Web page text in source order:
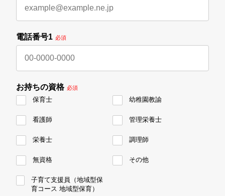
電話番号1 必須
お持ちの資格 必須
保育士 幼稚園教諭
看護師 管理栄養士
栄養士 調理師
無資格 その他
子育て支援員（地域型保
育コース 地域型保育）